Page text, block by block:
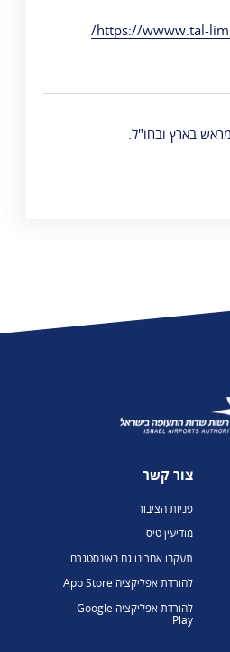
https://wwww.tal-
בארץ ובחו"ל.
צור קשר
פניות הציבור
מודיעין טיס
תעקבו אחרינו גם באינסטגרם
להורדת אפליקציה App Store
להורדת אפליקציה Google
Play